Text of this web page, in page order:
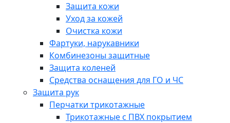
Защита кожи
Уход за кожей
Очистка кожи
Фартуки, нарукавники
Комбинезоны защитные
Защита коленей
Средства оснащения для ГО и ЧС
Защита рук
Перчатки трикотажные
Трикотажные с ПВХ покрытием